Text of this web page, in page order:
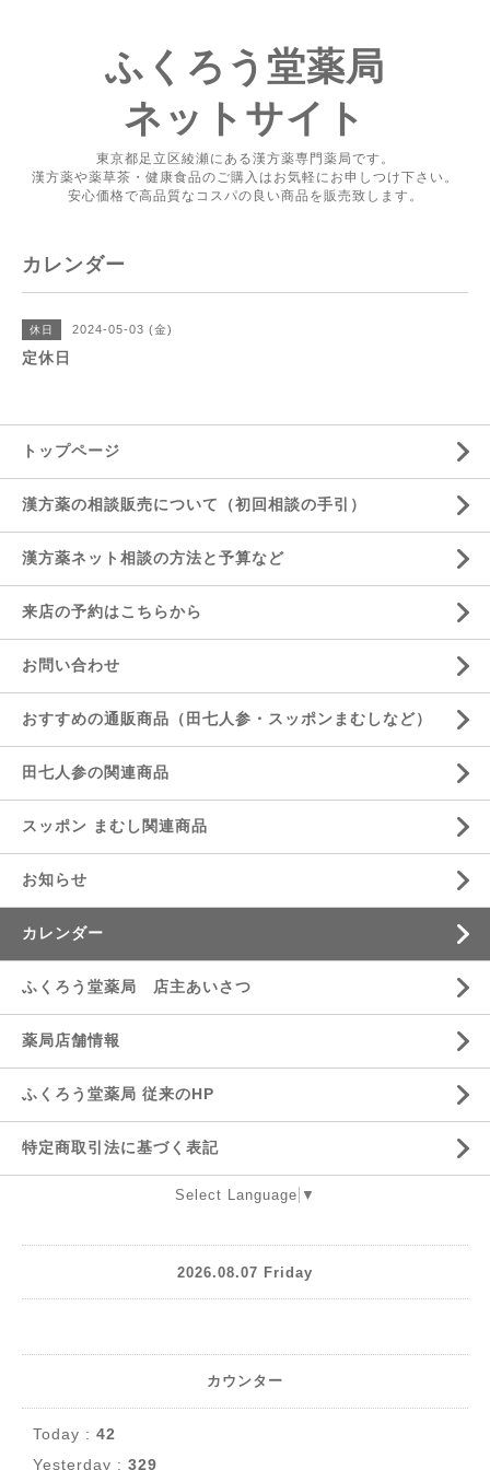
ふくろう堂薬局
ネットサイト
東京都足立区綾瀬にある漢方薬専門薬局です。
漢方薬や薬草茶・健康食品のご購入はお気軽にお申しつけ下さい。
安心価格で高品質なコスパの良い商品を販売致します。
カレンダー
休日 2024-05-03 (金)
定休日
トップページ
漢方薬の相談販売について（初回相談の手引）
漢方薬ネット相談の方法と予算など
来店の予約はこちらから
お問い合わせ
おすすめの通販商品（田七人参・スッポンまむしなど）
田七人参の関連商品
スッポン まむし関連商品
お知らせ
カレンダー
ふくろう堂薬局 店主あいさつ
薬局店舗情報
ふくろう堂薬局 従来のHP
特定商取引法に基づく表記
Select Language ▼
2026.08.07 Friday
カウンター
Today : 42
Yesterday : 329